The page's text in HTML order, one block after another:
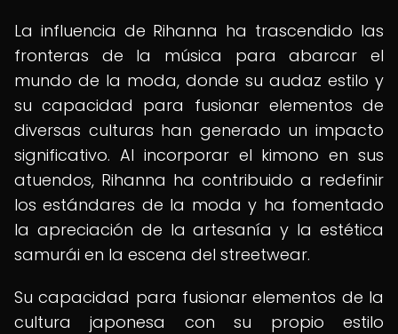
La influencia de Rihanna ha trascendido las
fronteras de la música para abarcar el
mundo de la moda, donde su audaz estilo y
su capacidad para fusionar elementos de
diversas culturas han generado un impacto
significativo. Al incorporar el kimono en sus
atuendos, Rihanna ha contribuido a redefinir
los estándares de la moda y ha fomentado
la apreciación de la artesanía y la estética
samurái en la escena del streetwear.
Su capacidad para fusionar elementos de la
cultura japonesa con su propio estilo